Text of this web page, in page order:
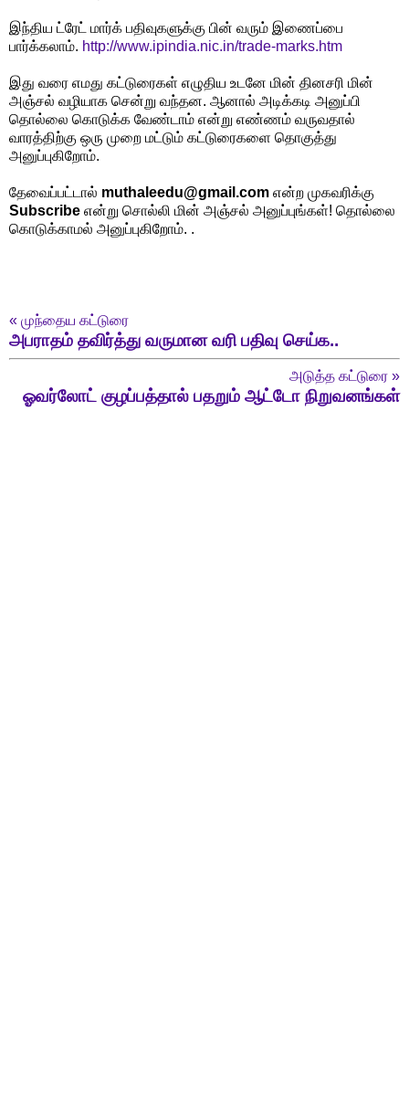
இந்திய ட்ரேட் மார்க் பதிவுகளுக்கு பின் வரும் இணைப்பை
பார்க்கலாம். http://www.ipindia.nic.in/trade-marks.htm
இது வரை எமது கட்டுரைகள் எழுதிய உடனே மின் தினசரி மின்
அஞ்சல் வழியாக சென்று வந்தன. ஆனால் அடிக்கடி அனுப்பி
தொல்லை கொடுக்க வேண்டாம் என்று எண்ணம் வருவதால்
வாரத்திற்கு ஒரு முறை மட்டும் கட்டுரைகளை தொகுத்து
அனுப்புகிறோம்.
தேவைப்பட்டால் muthaleedu@gmail.com என்ற முகவரிக்கு
Subscribe என்று சொல்லி மின் அஞ்சல் அனுப்புங்கள்! தொல்லை
கொடுக்காமல் அனுப்புகிறோம். .
« முந்தைய கட்டுரை
அபராதம் தவிர்த்து வருமான வரி பதிவு செய்க..
அடுத்த கட்டுரை »
ஓவர்லோட் குழப்பத்தால் பதறும் ஆட்டோ நிறுவனங்கள்